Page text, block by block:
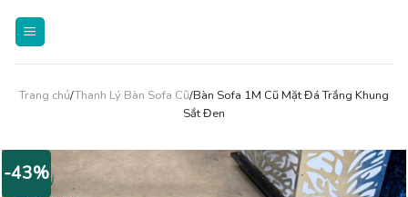
Trang chủ/Thanh Lý Bàn Sofa Cũ/Bàn Sofa 1M Cũ Mặt Đá Trắng Khung
Sắt Đen
-43%